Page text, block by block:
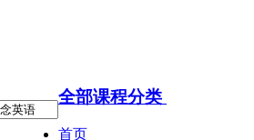
全部课程分类
首页